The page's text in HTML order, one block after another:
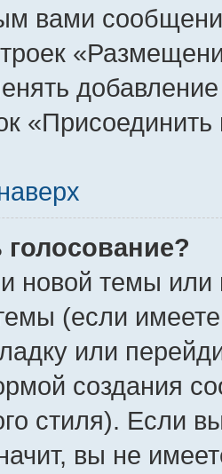
вами
голосование?
новой темы или
(если
или
создания
стиля). Если
вы не